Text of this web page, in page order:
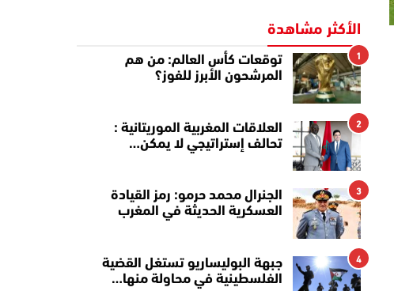
الأكثر مشاهدة
1
توقعات كأس العالم: من هم
المرشحون الأبرز للفوز؟
2
العلاقات المغربية الموريتانية :
تحالف إستراتيجي لا يمكن…
3
الجنرال محمد حرمو: رمز القيادة
العسكرية الحديثة في المغرب
4
جبهة البوليساريو تستغل القضية
الفلسطينية في محاولة منها…